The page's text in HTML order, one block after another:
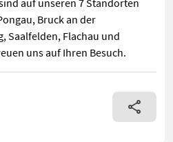
auf unseren 7 Standorten
Bruck an der
Saalfelden, Flachau und
uns auf Ihren Besuch.
Messer, Verschleissplatten am